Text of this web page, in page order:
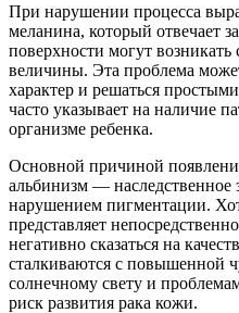
При нарушении процесса
меланина, который отвечает
поверхности могут возникать
величины. Эта проблема
характер и решаться
часто указывает на наличие
организме ребенка.
Основной причиной
альбинизм — наследственное
нарушением пигментации.
представляет
негативно сказаться на
сталкиваются с повышенной
солнечному свету и
риск развития рака кожи.